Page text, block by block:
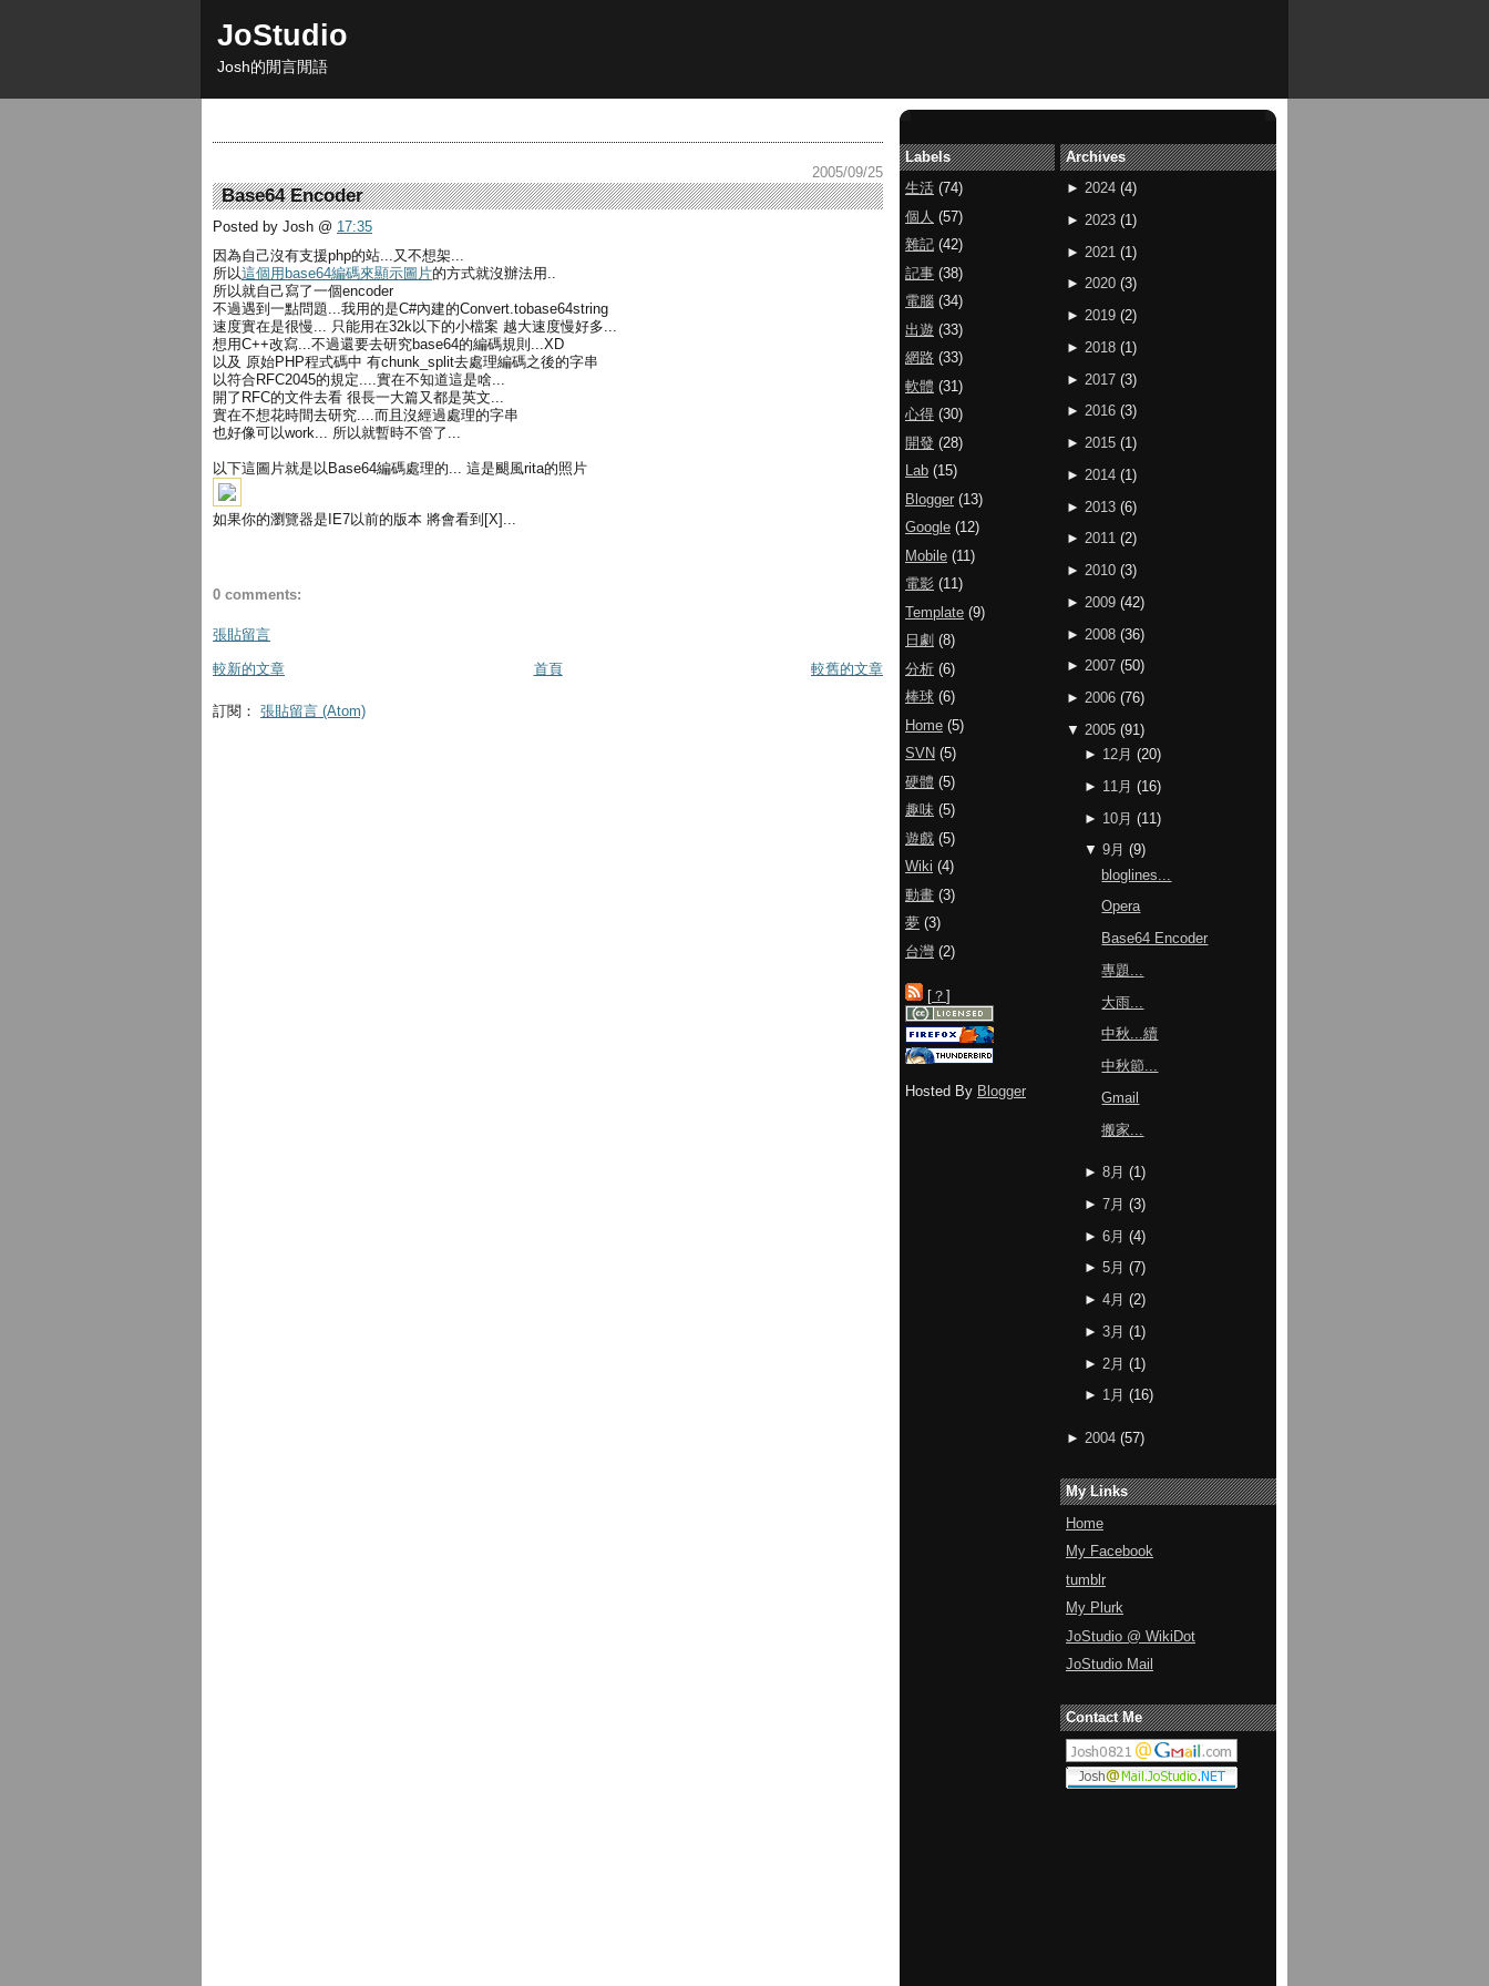
JoStudio
Josh的閒言閒語
2005/09/25
Base64 Encoder
Posted by Josh @ 17:35
因為自己沒有支援php的站...又不想架...
所以這個用base64編碼來顯示圖片的方式就沒辦法用..
所以就自己寫了一個encoder
不過遇到一點問題...我用的是C#內建的Convert.tobase64string
速度實在是很慢... 只能用在32k以下的小檔案 越大速度慢好多...
想用C++改寫...不過還要去研究base64的編碼規則...XD
以及 原始PHP程式碼中 有chunk_split去處理編碼之後的字串
以符合RFC2045的規定....實在不知道這是啥...
開了RFC的文件去看 很長一大篇又都是英文...
實在不想花時間去研究....而且沒經過處理的字串
也好像可以work... 所以就暫時不管了...
以下這圖片就是以Base64編碼處理的... 這是颶風rita的照片
如果你的瀏覽器是IE7以前的版本 將會看到[X]...
0 comments:
張貼留言
較新的文章 較舊的文章
首頁
訂閱： 張貼留言 (Atom)
Archives
► 2024 (4)
► 2023 (1 )
► 2021 (1)
► 2020 (3)
► 2019 (2)
► 2018 (1 )
► 2017 (3)
► 2016 (3)
► 2015 (1)
► 2014 (1 )
► 2013 (6)
► 2011 (2)
► 2010 (3)
► 2009 (42)
► 2008 (36)
► 2007 (50)
► 2006 (76)
▼ 2005 (91 )
► 12月 (20)
► 11月 (16)
► 10月 (11)
▼ 9月 (9)
bloglines...
Opera
Base64 Encoder
專題...
大雨...
中秋...續
中秋節...
Gmail
搬家...
► 8月 (1)
► 7月 (3)
► 6月 (4)
► 5月 (7)
► 4月 (2)
► 3月 (1 )
► 2月 (1)
► 1月 (16)
► 2004 (57)
My Links
Home
My Facebook
tumblr
My Plurk
JoStudio @ WikiDot
JoStudio Mail
Contact Me
Labels
生活 (74)
個人 (57)
雜記 (42)
記事 (38)
電腦 (34)
出遊 (33)
網路 (33)
軟體 (31)
心得 (30)
開發 (28)
Lab (15)
Blogger (13)
Google (12)
Mobile (11)
電影 (11)
Template (9)
日劇 (8)
分析 (6)
棒球 (6)
Home (5)
SVN (5)
硬體 (5)
趣味 (5)
遊戲 (5)
Wiki (4)
動畫 (3)
夢 (3)
台灣 (2)
[ ？ ]
Hosted By Blogger